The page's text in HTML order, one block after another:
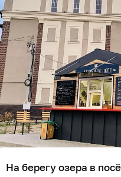
На берегу озера в